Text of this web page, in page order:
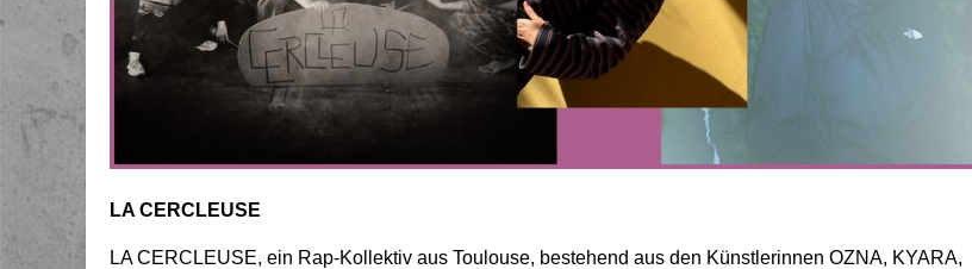
LA CERCLEUSE
LA CERCLEUSE, ein Rap-Kollektiv aus Toulouse, bestehend aus den Künstlerinnen OZNA, KYARA,